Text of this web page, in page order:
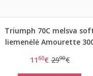
Triumph 70C melsva
liemenėlė Amourette
1160€ 2990€